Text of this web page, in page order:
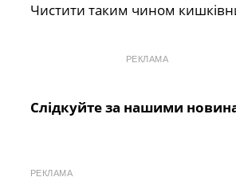
Чистити таким чином
РЕКЛАМА
Слідкуйте за нашими
РЕКЛАМА